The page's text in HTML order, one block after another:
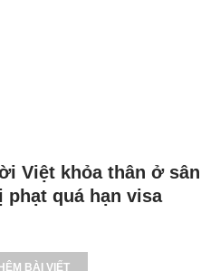
Việt khỏa thân ở sân
phạt quá hạn visa
BÀI VIẾT